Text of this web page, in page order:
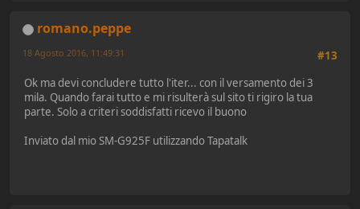
romano.peppe
#13
18 Agosto 2016, 11:49:31
Ok ma devi concludere tutto l'iter... con il versamento dei 3
mila. Quando farai tutto e mi risulterà sul sito ti rigiro la tua
parte. Solo a criteri soddisfatti ricevo il buono
Inviato dal mio SM-G925F utilizzando Tapatalk